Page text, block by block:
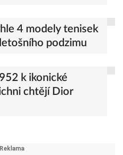
4 modely tenisek
podzimu
k ikonické
chtějí Dior